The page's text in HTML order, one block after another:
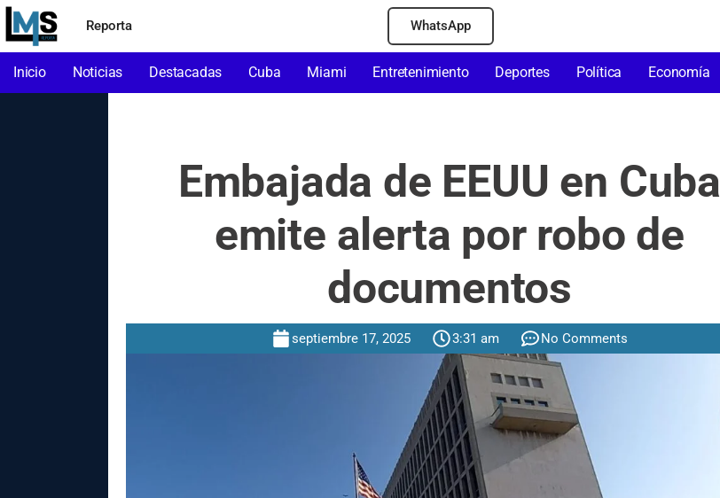
Reporta WhatsApp
Inicio Noticias Destacadas Cuba Miami Entretenimiento Deportes Política Economía
Embajada de EEUU en Cuba
emite alerta por robo de
documentos
septiembre 17, 2025 3:31 am No Comments